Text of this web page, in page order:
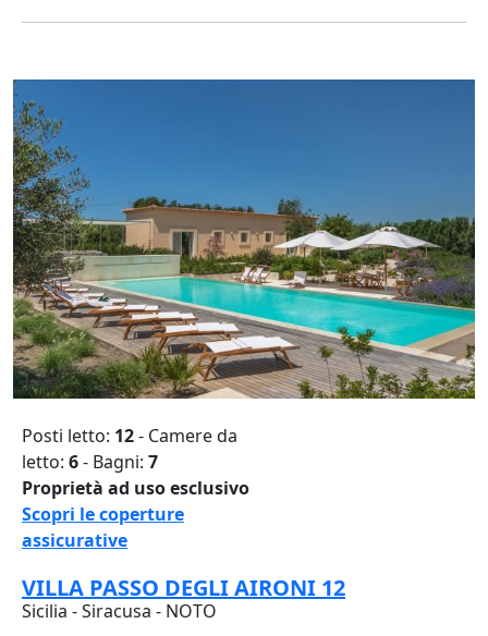
Posti letto: 12- Camere da
letto: 6- Bagni: 7
Proprietà ad uso esclusivo
Scopri le coperture
assicurative
VILLA PASSO DEGLI AIRONI 12
Sicilia - Siracusa - NOTO